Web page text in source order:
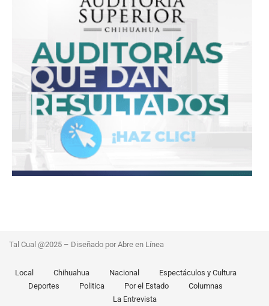
Tal Cual @2025 – Diseñado por Abre en Línea
Local Chihuahua Nacional
Espectáculos y Cultura
Deportes
Politica Por el Estado
Columnas
La Entrevista